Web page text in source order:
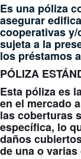
Es una póliza
asegurar
cooperativas
sujeta a la
los préstamos
PÓLIZA
Esta póliza es
en el mercado
las coberturas
específica, lo
daños
de una o